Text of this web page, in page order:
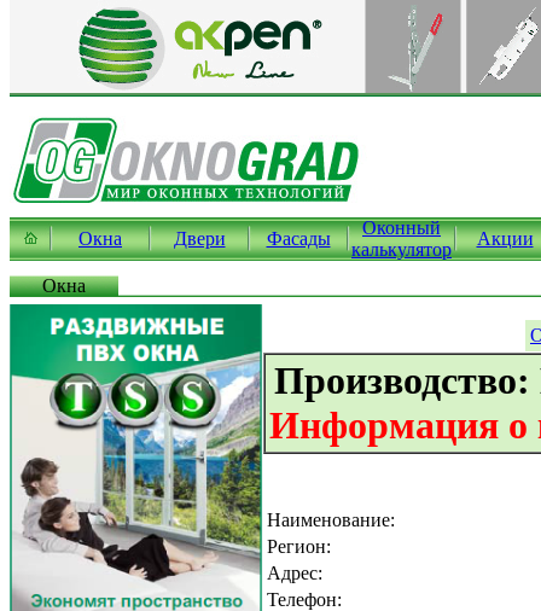
Окна Двери Фасады
Оконный
калькулятор
Акции
Окна
Информация о
Наименование:
Регион:
Адрес:
Телефон: